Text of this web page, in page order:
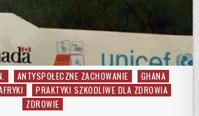
ANTYSPOŁECZNE ZACHOWANIE
GHANA
PRAKTYKI SZKODLIWE DLA ZDROWIA
ZDROWIE